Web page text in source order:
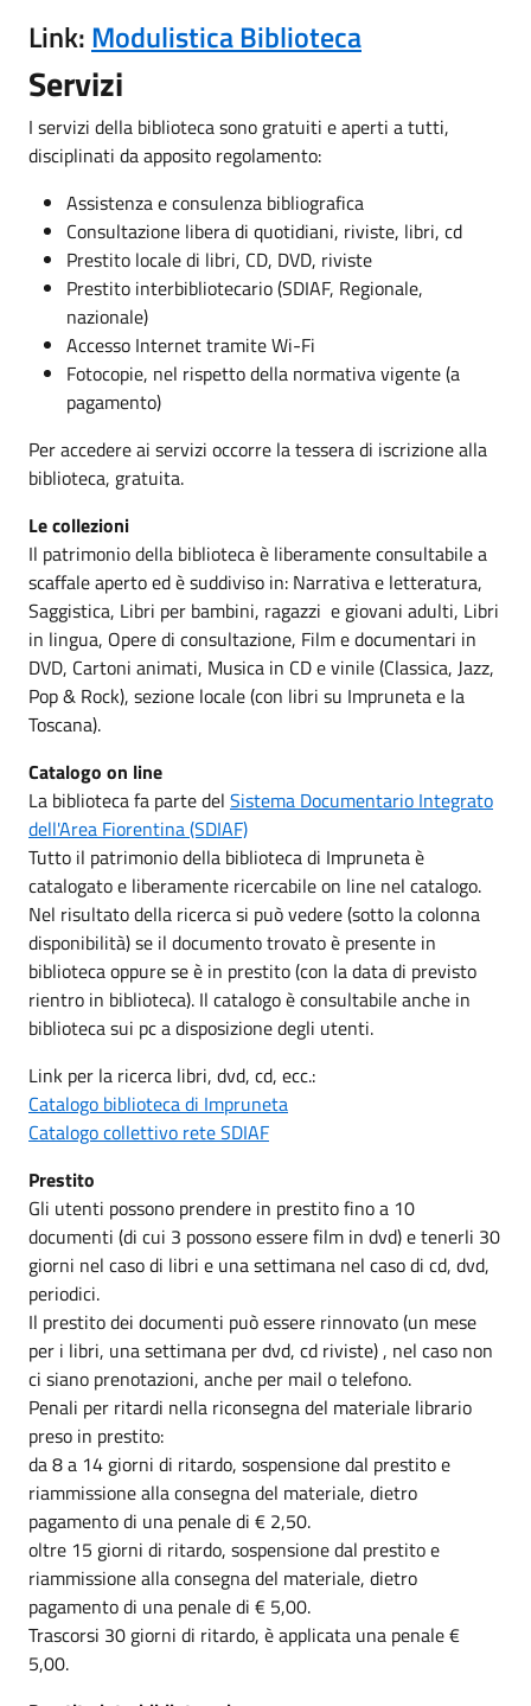
Link:Modulistica Biblioteca
Servizi
I servizi della biblioteca sono gratuiti e aperti a tutti,
disciplinati da apposito regolamento:
Assistenza e consulenza bibliografica
Consultazione libera di quotidiani, riviste, libri, cd
Prestito locale di libri, CD, DVD, riviste
Prestito interbibliotecario (SDIAF, Regionale,
nazionale)
Accesso Internet tramite Wi-Fi
Fotocopie, nel rispetto della normativa vigente (a
pagamento)
Per accedere ai servizi occorre la tessera di iscrizione alla
biblioteca, gratuita.
Le collezioni
Il patrimonio della biblioteca è liberamente consultabile a
scaffale aperto ed è suddiviso in: Narrativa e letteratura,
Saggistica, Libri per bambini, ragazzi e giovani adulti, Libri
in lingua, Opere di consultazione, Film e documentari in
DVD, Cartoni animati, Musica in CD e vinile (Classica, Jazz,
Pop & Rock), sezione locale (con libri su Impruneta e la
Toscana).
Catalogo on line
La biblioteca fa parte del Sistema Documentario Integrato
dell'Area Fiorentina (SDIAF)
Tutto il patrimonio della biblioteca di Impruneta è
catalogato e liberamente ricercabile on line nel catalogo.
Nel risultato della ricerca si può vedere (sotto la colonna
disponibilità) se il documento trovato è presente in
biblioteca oppure se è in prestito (con la data di previsto
rientro in biblioteca). Il catalogo è consultabile anche in
biblioteca sui pc a disposizione degli utenti.
Link per la ricerca libri, dvd, cd, ecc.:
Catalogo biblioteca di Impruneta
Catalogo collettivo rete SDIAF
Prestito
Gli utenti possono prendere in prestito fino a 10
documenti (di cui 3 possono essere film in dvd) e tenerli 30
giorni nel caso di libri e una settimana nel caso di cd, dvd,
periodici.
Il prestito dei documenti può essere rinnovato (un mese
per i libri, una settimana per dvd, cd riviste) , nel caso non
ci siano prenotazioni, anche per mail o telefono.
Penali per ritardi nella riconsegna del materiale librario
preso in prestito:
da 8 a 14 giorni di ritardo, sospensione dal prestito e
riammissione alla consegna del materiale, dietro
pagamento di una penale di € 2,50.
oltre 15 giorni di ritardo, sospensione dal prestito e
riammissione alla consegna del materiale, dietro
pagamento di una penale di € 5,00.
Trascorsi 30 giorni di ritardo, è applicata una penale €
5,00.